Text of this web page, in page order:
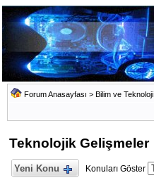
Forum Anasayfası > Bilim ve Teknoloji
Teknolojik Gelişmeler
Yeni Konu Konuları Göster